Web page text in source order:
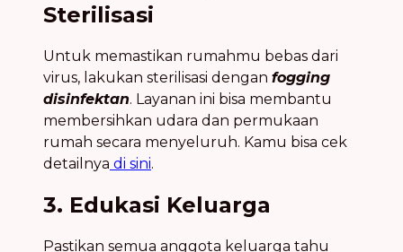
Sterilisasi
Untuk memastikan rumahmu bebas dari
virus, lakukan sterilisasi dengan fogging
disinfektan. Layanan ini bisa membantu
membersihkan udara dan permukaan
rumah secara menyeluruh. Kamu bisa cek
detailnya di sini.
3. Edukasi Keluarga
Pastikan semua anggota keluarga tahu